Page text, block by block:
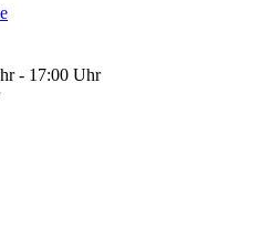
- 17:00 Uhr